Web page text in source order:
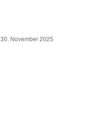
30. November 2025